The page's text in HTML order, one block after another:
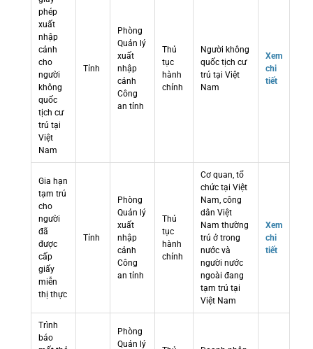
phép
xuất
nhập
cảnh
cho
người
không
quốc
tịch cư
trú tại
Việt
Nam
Tỉnh
Phòng
Quản lý
xuất
nhập
cảnh
Công
an tỉnh
Thủ
tục
hành
chính
Người không
quốc tịch cư
trú tại Việt
Nam
Xem
chi
tiết
Gia hạn
tạm trú
cho
người
đã
được
cấp
giấy
miễn
thị thực
Tỉnh
Phòng
Quản lý
xuất
nhập
cảnh
Công
an tỉnh
Thủ
tục
hành
chính
Cơ quan, tổ
chức tại Việt
Nam, công
dân Việt
Nam thường
trú ở trong
nước và
người nước
ngoài đang
tạm trú tại
Việt Nam
Xem
chi
tiết
Trình
báo
Phòng
Quản lý